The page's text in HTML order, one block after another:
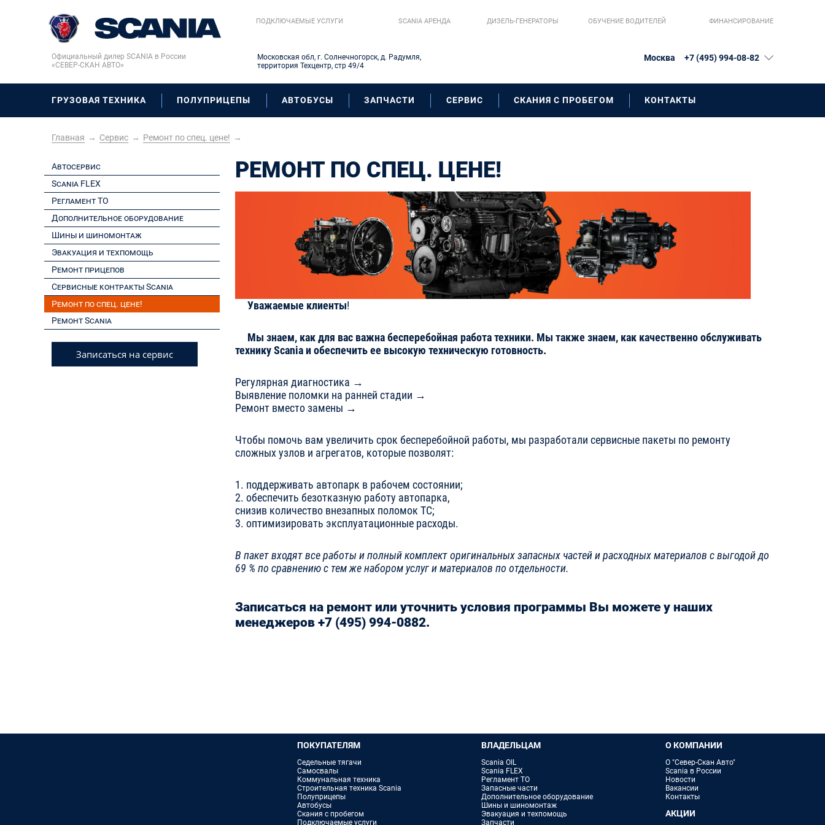
Официальный дилер SCANIA в России
«СЕВЕР-СКАН АВТО»
ПОДКЛЮЧАЕМЫЕ УСЛУГИ SCANIA AРЕНДА ДИЗЕЛЬ-ГЕНЕРАТОРЫ ОБУЧЕНИЕ ВОДИТЕЛЕЙ ФИНАНСИРОВАНИЕ
Московская обл, г. Солнечногорск, д. Радумля,
территория Техцентр, стр 49/4
Москва +7 (495) 994-08-82
ГРУЗОВАЯ ТЕХНИКА ПОЛУПРИЦЕПЫ АВТОБУСЫ ЗАПЧАСТИ СЕРВИС СКАНИЯ С ПРОБЕГОМ КОНТАКТЫ
Главная → Сервис → Ремонт по спец. цене! →
Автосервис
Scania FLEX
Регламент ТО
Дополнительное оборудование
Шины и шиномонтаж
Эвакуация и техпомощь
Ремонт прицепов
Сервисные контракты Scania
Ремонт по спец. цене!
Ремонт Scania
Записаться на сервис
РЕМОНТ ПО СПЕЦ. ЦЕНЕ!
Уважаемые клиенты!
Мы знаем, как для вас важна бесперебойная работа техники. Мы также знаем, как качественно обслуживать
технику Scania и обеспечить ее высокую техническую готовность.
Регулярная диагностика →
Выявление поломки на ранней стадии →
Ремонт вместо замены →
Чтобы помочь вам увеличить срок бесперебойной работы, мы разработали сервисные пакеты по ремонту
сложных узлов и агрегатов, которые позволят:
1. поддерживать автопарк в рабочем состоянии;
2. обеспечить безотказную работу автопарка,
снизив количество внезапных поломок ТС;
3. оптимизировать эксплуатационные расходы.
В пакет входят все работы и полный комплект оригинальных запасных частей и расходных материалов с выгодой до
69 % по сравнению с тем же набором услуг и материалов по отдельности.
Записаться на ремонт или уточнить условия программы Вы можете у наших
менеджеров +7 (495) 994-0882.
ПОКУПАТЕЛЯМ
Седельные тягачи
Самосвалы
Коммунальная техника
Строительная техника Scania
Полуприцепы
Автобусы
Скания с пробегом
Подключаемые услуги
ВЛАДЕЛЬЦАМ
Scania OIL
Scania FLEX
Регламент ТО
Запасные части
Дополнительное оборудование
Шины и шиномонтаж
Эвакуация и техпомощь
Запчасти
О КОМПАНИИ
О "Север-Скан Авто"
Scania в России
Новости
Вакансии
Контакты
АКЦИИ